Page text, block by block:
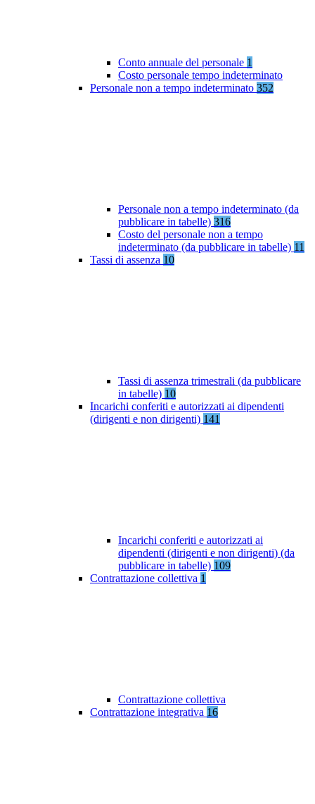
Conto annuale del personale 1
Costo personale tempo indeterminato
Personale non a tempo indeterminato 352
Personale non a tempo indeterminato (da
pubblicare in tabelle) 316
Costo del personale non a tempo
indeterminato (da pubblicare in tabelle) 11
Tassi di assenza 10
Tassi di assenza trimestrali (da pubblicare
in tabelle) 10
Incarichi conferiti e autorizzati ai dipendenti
(dirigenti e non dirigenti) 141
Incarichi conferiti e autorizzati ai
dipendenti (dirigenti e non dirigenti) (da
pubblicare in tabelle) 109
Contrattazione collettiva 1
Contrattazione collettiva
Contrattazione integrativa 16